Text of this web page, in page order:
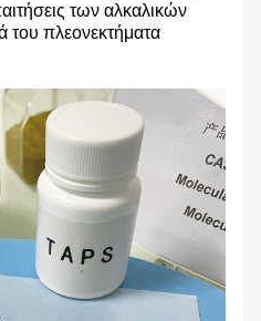
των αλκαλικών
του πλεονεκτήματα